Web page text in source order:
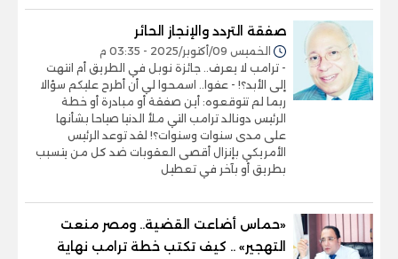
صفقة التردد والإنجاز الحائر
الخميس 09/أكتوبر/2025 - 03:35 م
- ترامب لا يعرف.. جائزة نوبل في الطريق أم انتهت
إلى الأبد؟! - عفوا.. اسمحوا لي أن أطرح عليكم سؤالا
ربما لم تتوقعوه: أين صفقة أو مبادرة أو خطة
الرئيس دونالد ترامب التي ملأ الدنيا صياحا بشأنها
على مدى سنوات وسنوات؟! لقد توعد الرئيس
الأمريكي بإنزال أقصى العقوبات ضد كل من يتسبب
بطريق أو بآخر في تعطيل
«حماس أضاعت القضية.. ومصر منعت
التهجير» .. كيف تكتب خطة ترامب نهاية